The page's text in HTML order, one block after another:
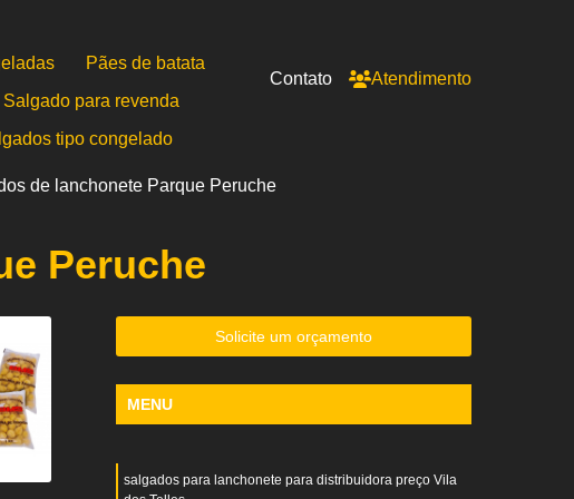
Pães de batata
Salgado para revenda
tipo congelado
Contato Atendimento
de lanchonete Parque Peruche
Peruche
Solicite um orçamento
MENU
salgados para lanchonete para distribuidora preço Vila